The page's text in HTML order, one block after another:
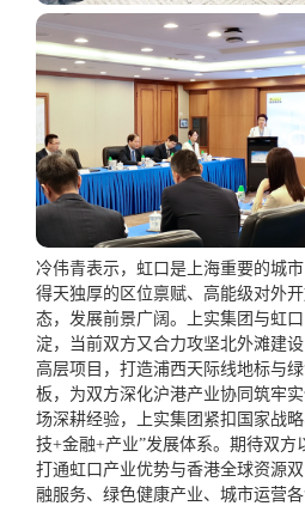
冷伟青表示，虹口是上海重要的城
得天独厚的区位禀赋、高能级对外
态，发展前景广阔。上实集团与虹
淀，当前双方又合力攻坚北外滩建
高层项目，打造浦西天际线地标与
板，为双方深化沪港产业协同筑牢
场深耕经验，上实集团紧扣国家战
技+金融+产业”发展体系。期待双方
打通虹口产业优势与香港全球资源
融服务、绿色健康产业、城市运营